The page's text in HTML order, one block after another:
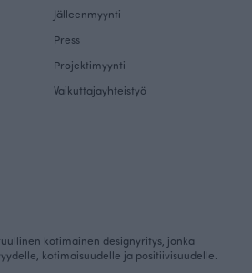
Jälleenmyynti
Press
Projektimyynti
Vaikuttajayhteistyö
kotimainen designyritys, jonka
kotimaisuudelle ja positiivisuudelle.